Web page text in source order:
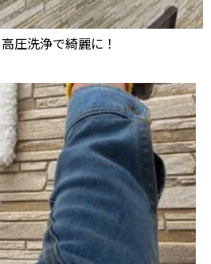
圧洗浄で綺麗に！